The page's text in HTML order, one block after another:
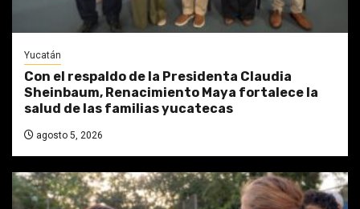
Yucatán
Con el respaldo de la Presidenta Claudia
Sheinbaum, Renacimiento Maya fortalece la
salud de las familias yucatecas
agosto 5, 2026